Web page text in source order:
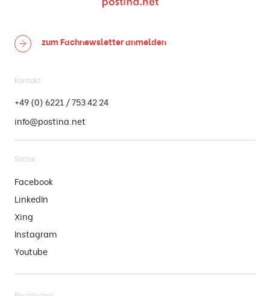
zum Fachnewsletteranmelden
Kontakt
+49 (0) 6221 / 753 42 24
info@postina.net
Social
Facebook
LinkedIn
Xing
Instagram
Youtube